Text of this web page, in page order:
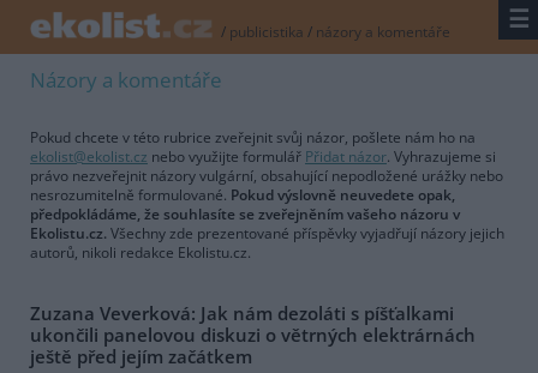
/ publicistika / názory a komentáře ☰
Názory a komentáře
Pokud chcete v této rubrice zveřejnit svůj názor, pošlete nám ho na
ekolist@ekolist.cz nebo využijte formulář Přidat názor. Vyhrazujeme si
právo nezveřejnit názory vulgární, obsahující nepodložené urážky nebo
nesrozumitelně formulované. Pokud výslovně neuvedete opak,
předpokládáme, že souhlasíte se zveřejněním vašeho názoru v
Ekolistu.cz. Všechny zde prezentované příspěvky vyjadřují názory jejich
autorů, nikoli redakce Ekolistu.cz.
Zuzana Veverková: Jak nám dezoláti s píšťalkami
ukončili panelovou diskuzi o větrných elektrárnách
ještě před jejím začátkem